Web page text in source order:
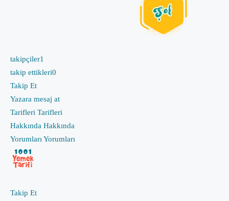
takipçiler1
takip ettikleri0
Takip Et
Yazara mesaj at
Tarifleri Tarifleri
Hakkında Hakkında
Yorumları Yorumları
Takip Et